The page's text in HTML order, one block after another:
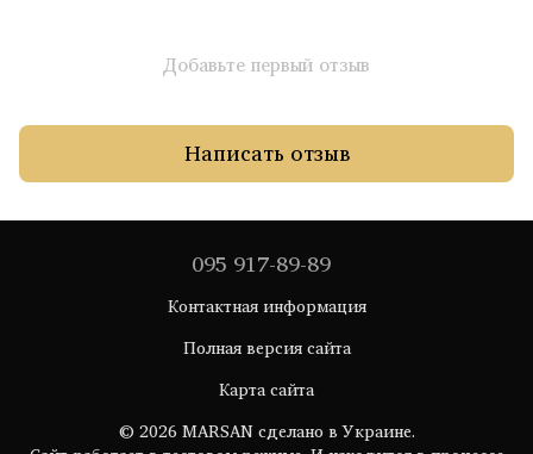
Добавьте первый отзыв
Написать отзыв
095 917-89-89
Контактная информация
Полная версия сайта
Карта сайта
© 2026 MARSAN сделано в Украине.